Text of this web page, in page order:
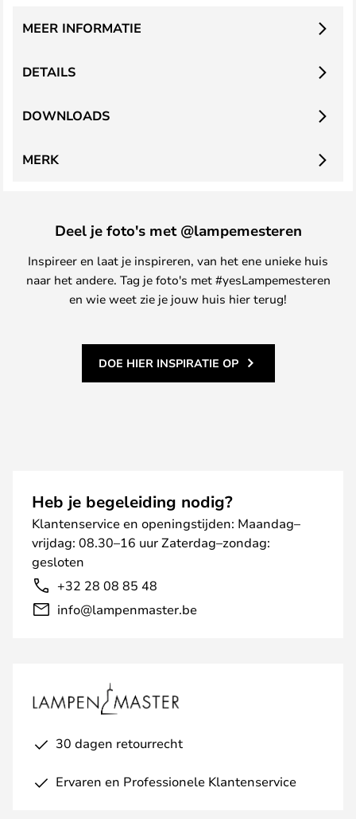
DETAILS
MEER INFORMATIE
DOWNLOADS
MERK
Deel je foto's met @lampemesteren
Inspireer en laat je inspireren, van het ene unieke huis
naar het andere. Tag je foto's met #yesLampemesteren
en wie weet zie je jouw huis hier terug!
DOE HIER INSPIRATIE OP
Heb je begeleiding nodig?
Klantenservice en openingstijden: Maandag–
vrijdag: 08.30–16 uur Zaterdag–zondag:
gesloten
+32 28 08 85 48
info@lampenmaster.be
30 dagen retourrecht
Ervaren en Professionele Klantenservice